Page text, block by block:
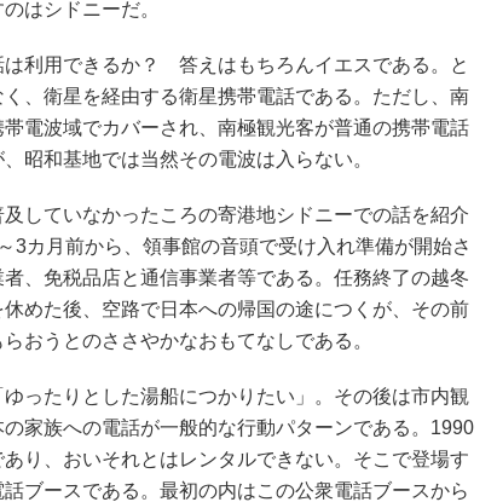
はシドニーだ。
利用できるか？ 答えはもちろんイエスである。と
、衛星を経由する衛星携帯電話である。ただし、南
電波域でカバーされ、南極観光客が普通の携帯電話
昭和基地では当然その電波は入らない。
していなかったころの寄港地シドニーでの話を紹介
3カ月前から、領事館の音頭で受け入れ準備が開始さ
、免税品店と通信事業者等である。任務終了の越冬
めた後、空路で日本への帰国の途につくが、その前
おうとのささやかなおもてなしである。
ったりとした湯船につかりたい」。その後は市内観
家族への電話が一般的な行動パターンである。1990
り、おいそれとはレンタルできない。そこで登場す
ブースである。最初の内はこの公衆電話ブースから